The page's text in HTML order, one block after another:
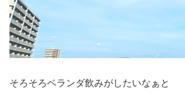
そろそろベランダ飲みがしたいなぁと